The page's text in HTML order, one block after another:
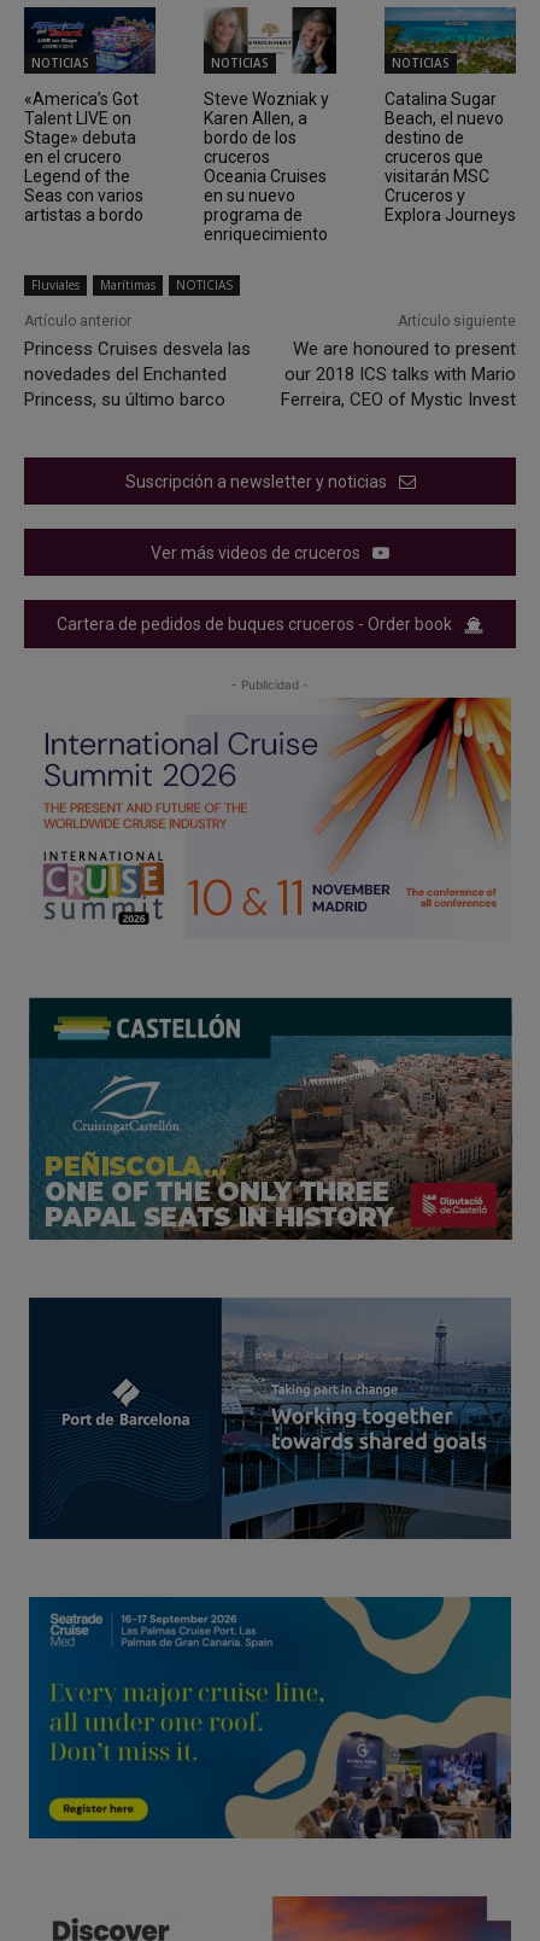
NOTICIAS
«America’s Got
Talent LIVE on
Stage» debuta
en el crucero
Legend of the
Seas con varios
artistas a bordo
NOTICIAS
Steve Wozniak y
Karen Allen, a
bordo de los
cruceros
Oceania Cruises
en su nuevo
programa de
enriquecimiento
NOTICIAS
Catalina Sugar
Beach, el nuevo
destino de
cruceros que
visitarán MSC
Cruceros y
Explora Journeys
Fluviales Marítimas NOTICIAS
Artículo anterior
Princess Cruises desvela las
novedades del Enchanted
Princess, su último barco
Artículo siguiente
We are honoured to present
our 2018 ICS talks with Mario
Ferreira, CEO of Mystic Invest
Suscripción a newsletter y noticias
Ver más videos de cruceros
Cartera de pedidos de buques cruceros - Order book
- Publicidad -